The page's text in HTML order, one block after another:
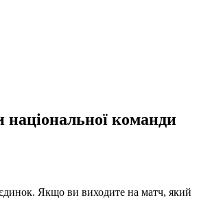
національної команди
Якщо ви виходите на матч, який